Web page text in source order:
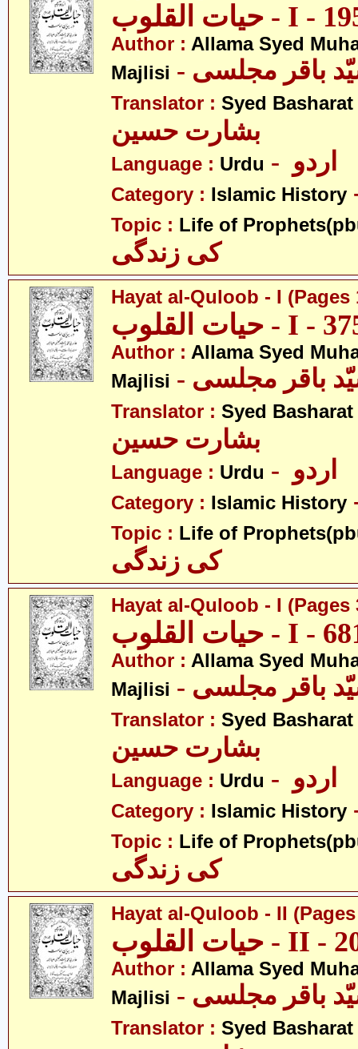
Author : Allama Syed
Majlisi
Translator : Syed
بشارت حسین
Language : Urdu
Category : Islamic History
Topic : Life of
کی زندگی
Hayat al-Quloob - I (Pages
Author : Allama Syed
Majlisi
Translator : Syed
بشارت حسین
Language : Urdu
Category : Islamic History
Topic : Life of
کی زندگی
Hayat al-Quloob - I (Pages
Author : Allama Syed
Majlisi
Translator : Syed
بشارت حسین
Language : Urdu
Category : Islamic History
Topic : Life of
کی زندگی
Hayat al-Quloob - II (Pages
Author : Allama Syed
Majlisi
Translator : Syed